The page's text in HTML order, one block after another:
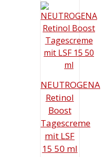
NEUTROGENA
Retinol
Boost
Tagescreme
mit LSF
15 50 ml